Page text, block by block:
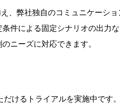
、弊社独自のコミュニケーシ
件による固定シナリオの出力
ニーズに対応できます。
だけるトライアルを実施中です。